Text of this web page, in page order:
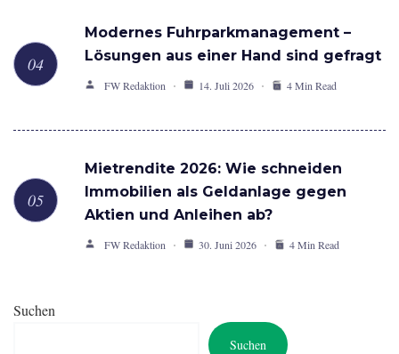
Modernes Fuhrparkmanagement –
Lösungen aus einer Hand sind gefragt
FW Redaktion 14. Juli 2026 4 Min Read
Mietrendite 2026: Wie schneiden
Immobilien als Geldanlage gegen
Aktien und Anleihen ab?
FW Redaktion 30. Juni 2026 4 Min Read
Suchen
Suchen